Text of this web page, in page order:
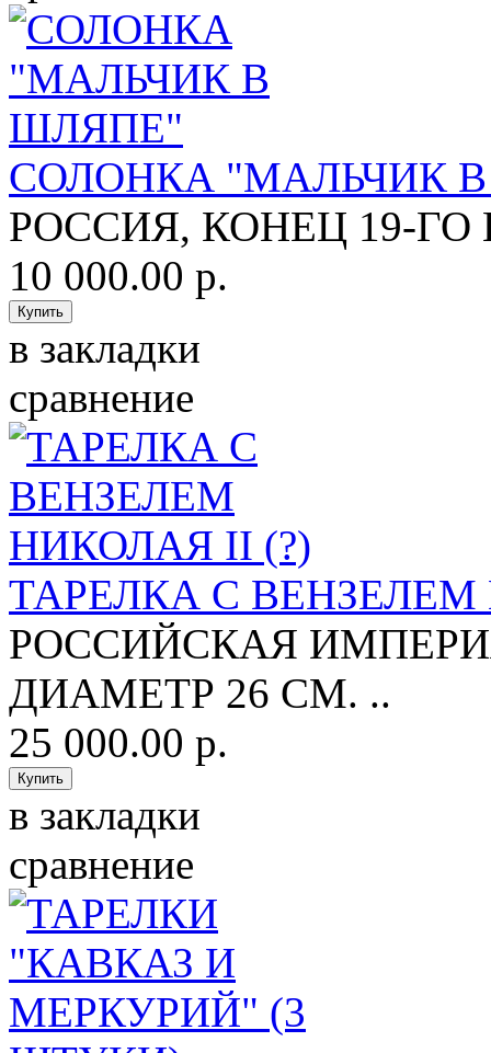
СОЛОНКА "МАЛЬЧИК
РОССИЯ, КОНЕЦ 19-ГО
10 000.00 р.
в закладки
сравнение
ТАРЕЛКА С ВЕНЗЕЛЕМ
РОССИЙСКАЯ
ДИАМЕТР 26 СМ. ..
25 000.00 р.
в закладки
сравнение